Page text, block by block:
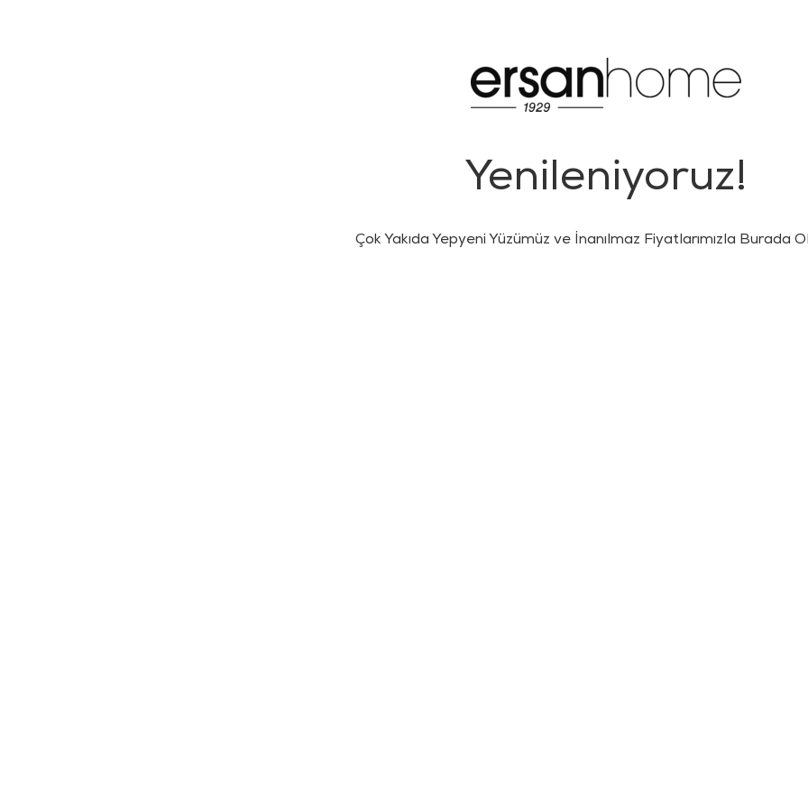
Yenileniyoruz!
Çok Yakıda Yepyeni Yüzümüz ve İnanılmaz Fiyatlarımızla Burada